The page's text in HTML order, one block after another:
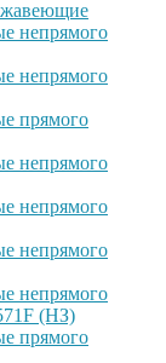
непрямого
непрямого
прямого
непрямого
непрямого
непрямого
непрямого
(НЗ)
прямого